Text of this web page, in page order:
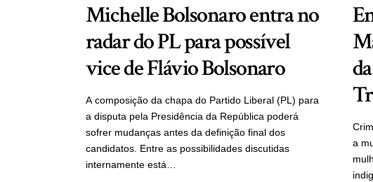
Michelle Bolsonaro entra no
radar do PL para possível
vice de Flávio Bolsonaro
A composição da chapa do Partido Liberal (PL) para
a disputa pela Presidência da República poderá
sofrer mudanças antes da definição final dos
candidatos. Entre as possibilidades discutidas
internamente está…
a